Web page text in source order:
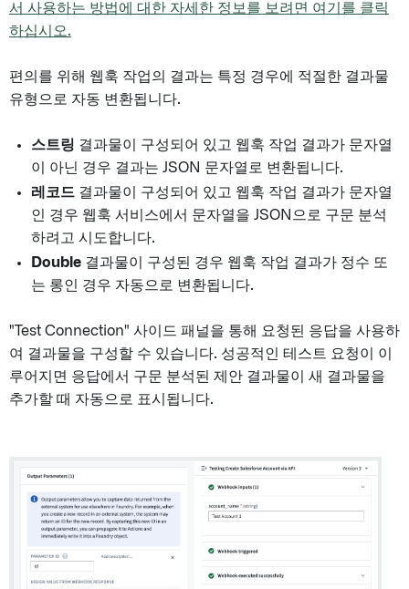
서 사용하는 방법에 대한 자세한 정보를 보려면 여기를 클릭
하십시오.
편의를 위해 웹훅 작업의 결과는 특정 경우에 적절한 결과물
유형으로 자동 변환됩니다.
스트링 결과물이 구성되어 있고 웹훅 작업 결과가 문자열
이 아닌 경우 결과는 JSON 문자열로 변환됩니다.
레코드 결과물이 구성되어 있고 웹훅 작업 결과가 문자열
인 경우 웹훅 서비스에서 문자열을 JSON으로 구문 분석
하려고 시도합니다.
Double 결과물이 구성된 경우 웹훅 작업 결과가 정수 또
는 롱인 경우 자동으로 변환됩니다.
"Test Connection" 사이드 패널을 통해 요청된 응답을 사용하
여 결과물을 구성할 수 있습니다. 성공적인 테스트 요청이 이
루어지면 응답에서 구문 분석된 제안 결과물이 새 결과물을
추가할 때 자동으로 표시됩니다.